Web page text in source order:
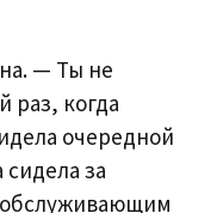
— Ты не
раз, когда
очередной
за
обслуживающим